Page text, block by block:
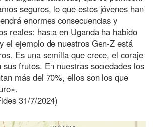
seguros, lo que estos jóvenes han
enormes consecuencias y
reales: hasta en Uganda ha habido
el ejemplo de nuestros Gen-Z está
Es una semilla que crece, el coraje
sus frutos. En nuestras sociedades los
más del 70%, ellos son los que
31/7/2024)